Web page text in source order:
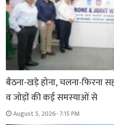
बैठना-खड़े होना, चलना-फिरना
व जोड़ों की कई समस्याओं से
August 5, 2026- 7:15 PM